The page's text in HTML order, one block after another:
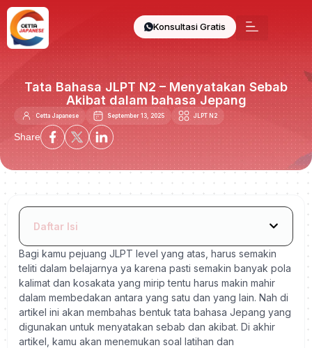
Konsultasi Gratis
Tata Bahasa JLPT N2 – Menyatakan Sebab
Akibat dalam bahasa Jepang
Cetta Japanese September 13, 2025 JLPT N2
Share
Daftar Isi
Bagi kamu pejuang JLPT level yang atas, harus semakin
teliti dalam belajarnya ya karena pasti semakin banyak pola
kalimat dan kosakata yang mirip tentu harus makin mahir
dalam membedakan antara yang satu dan yang lain. Nah di
artikel ini akan membahas bentuk tata bahasa Jepang yang
digunakan untuk menyatakan sebab dan akibat. Di akhir
artikel, kamu akan menemukan soal latihan dan